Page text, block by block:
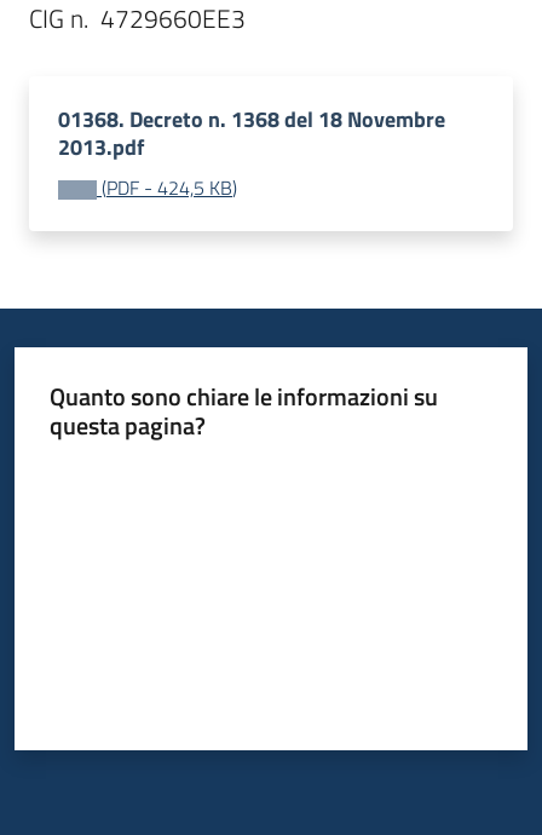
01368. Decreto n. 1368 del 18 Novembre
2013.pdf
(PDF - 424,5 KB)
Quanto sono chiare le informazioni su
questa pagina?